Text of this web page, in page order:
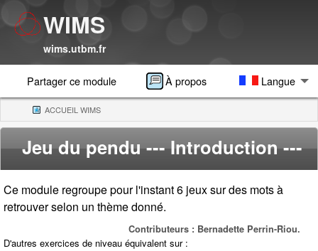
WIMS
wims.utbm.fr
Partager ce module À propos Langue
ACCUEIL WIMS(CURRENT)
Jeu du pendu--- Introduction ---
Ce module regroupe pour l'instant 6 jeux sur des mots à
retrouver selon un thème donné.
Contributeurs : Bernadette Perrin-Riou.
D'autres exercices de niveau équivalent sur :